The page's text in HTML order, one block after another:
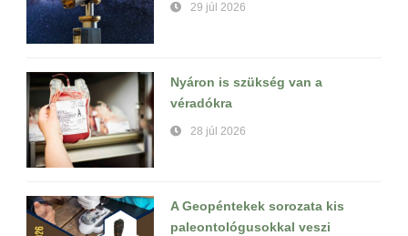
29 júl 2026
Nyáron is szükség van a
véradókra
28 júl 2026
A Geopéntekek sorozata kis
paleontológusokkal veszi